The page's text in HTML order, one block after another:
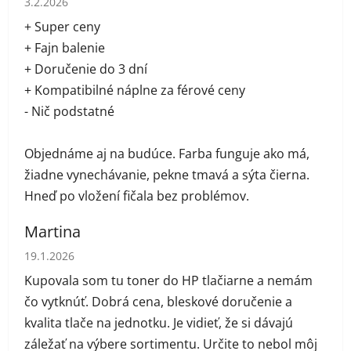
+ Super ceny
+ Fajn balenie
+ Doručenie do 3 dní
+ Kompatibilné náplne za férové ceny
- Nič podstatné
Objednáme aj na budúce. Farba funguje ako má,
žiadne vynechávanie, pekne tmavá a sýta čierna.
Hneď po vložení fičala bez problémov.
Martina
Hodnotenie obchodu je 5 z 5 hviezdičiek.
19.1.2026
Kupovala som tu toner do HP tlačiarne a nemám
čo vytknúť. Dobrá cena, bleskové doručenie a
kvalita tlače na jednotku. Je vidieť, že si dávajú
záležať na výbere sortimentu. Určite to nebol môj